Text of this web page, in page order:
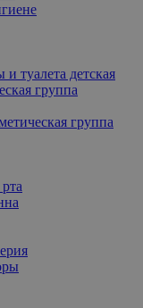
туалета детская
группа
группа